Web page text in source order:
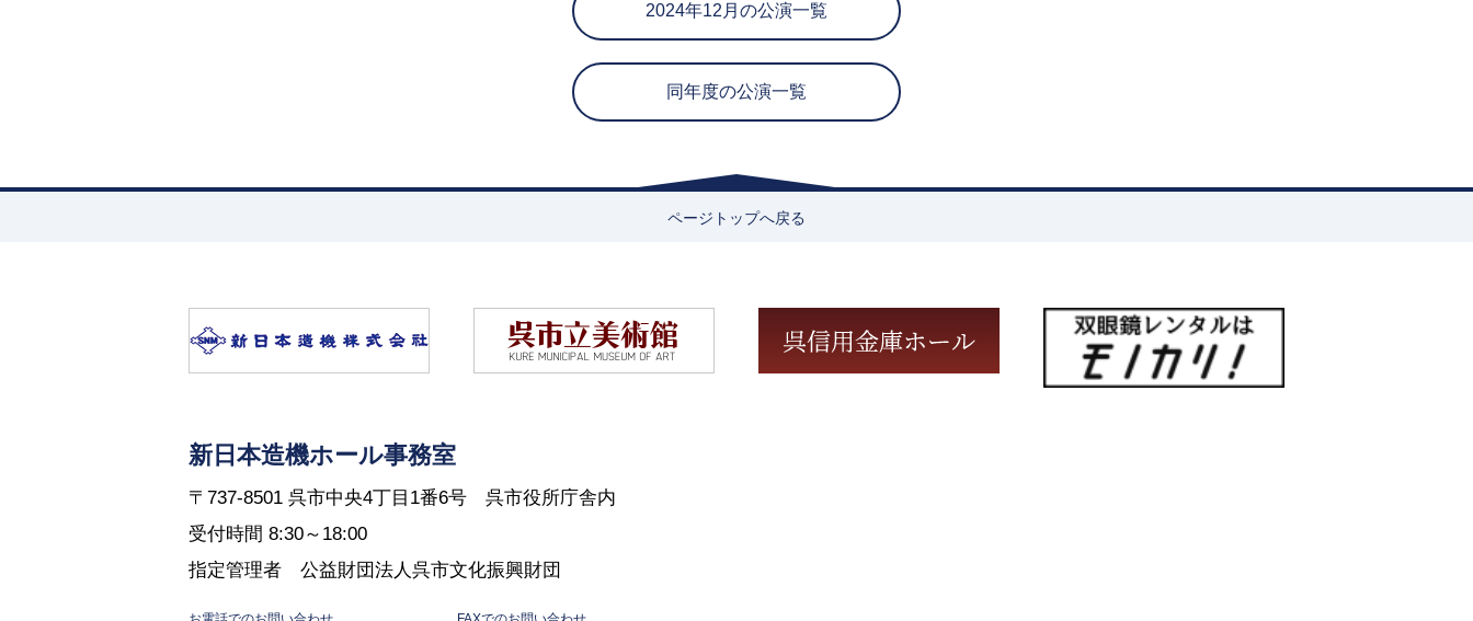
2024年12月の公演一覧
同年度の公演一覧
ページトップへ戻る
新日本造機ホール事務室
〒737-8501 呉市中央4丁目1番6号 呉市役所庁舎内
受付時間 8:30～18:00
指定管理者 公益財団法人呉市文化振興財団